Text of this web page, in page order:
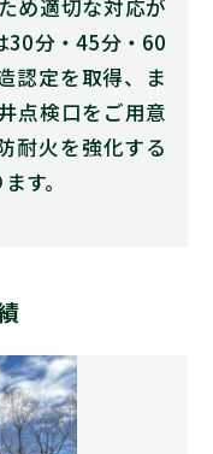
め適切な対応が
30分・45分・60
認定を取得、ま
点検口をご用意
耐火を強化する
す。